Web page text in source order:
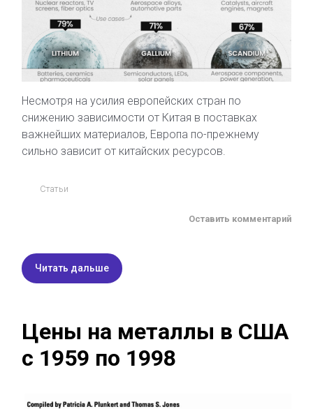
Несмотря на усилия европейских стран по
снижению зависимости от Китая в поставках
важнейших материалов, Европа по-прежнему
сильно зависит от китайских ресурсов.
Статьи
Оставить комментарий
Читать дальше
Цены на металлы в США
с 1959 по 1998